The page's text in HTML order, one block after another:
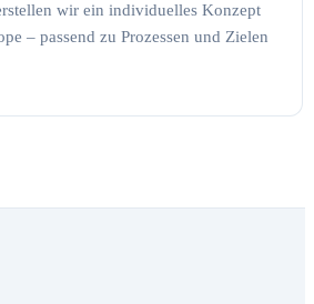
wir ein individuelles Konzept
– passend zu Prozessen und Zielen